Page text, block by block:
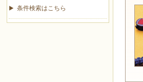
条件検索はこちら